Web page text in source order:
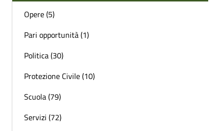
Opere (5)
Pari opportunità (1)
Politica (30)
Protezione Civile (10)
Scuola (79)
Servizi (72)